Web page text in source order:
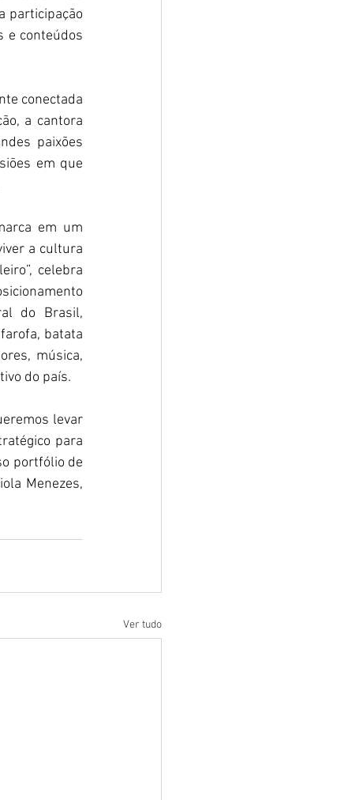
participação
e conteúdos
conectada
a cantora
paixões
em que
em um
a cultura
celebra
do Brasil,
batata
música,
do país.
levar
para
portfólio de
Menezes,
Ver tudo